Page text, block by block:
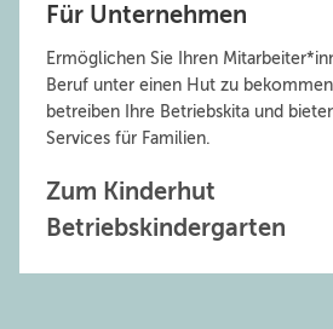
Für Unternehmen
Ermöglichen Sie Ihren
Beruf unter einen Hut zu
betreiben Ihre Betriebskita und
Services für Familien.
Zum Kinderhut
Betriebskindergarten